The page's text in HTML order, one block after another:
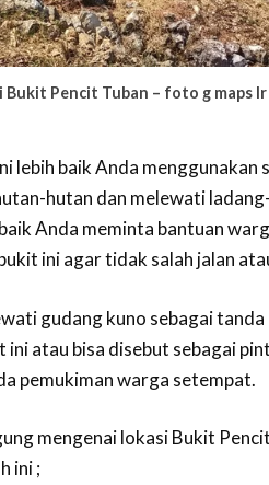
Bukit Pencit Tuban – foto g maps Ir
lebih baik Anda menggunakan
hutan dan melewati
Anda meminta bantuan
ini agar tidak salah jalan
gudang kuno sebagai
ini atau bisa disebut sebagai
pemukiman warga setempat.
mengenai lokasi Bukit
ini ;